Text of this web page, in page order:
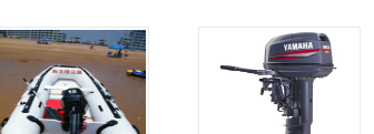
舟，动力艇